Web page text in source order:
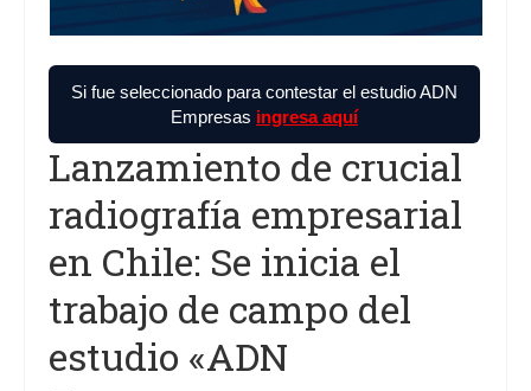
Si fue seleccionado para contestar el estudio ADN
Empresas ingresa aquí
Lanzamiento de crucial
radiografía empresarial
en Chile: Se inicia el
trabajo de campo del
estudio «ADN